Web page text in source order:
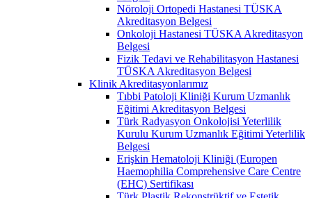
Nöroloji Ortopedi Hastanesi TÜSKA
Akreditasyon Belgesi
Onkoloji Hastanesi TÜSKA Akreditasyon
Belgesi
Fizik Tedavi ve Rehabilitasyon Hastanesi
TÜSKA Akreditasyon Belgesi
Klinik Akreditasyonlarımız
Tıbbi Patoloji Kliniği Kurum Uzmanlık
Eğitimi Akreditasyon Belgesi
Türk Radyasyon Onkolojisi Yeterlilik
Kurulu Kurum Uzmanlık Eğitimi Yeterlilik
Belgesi
Erişkin Hematoloji Kliniği (Europen
Haemophilia Comprehensive Care Centre
(EHC) Sertifikası